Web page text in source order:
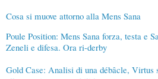
Cosa si muove attorno alla Mens Sana
Poule Position: Mens Sana forza, testa e
Zeneli e difesa. Ora ri-derby
Gold Case: Analisi di una débâcle, Virtus